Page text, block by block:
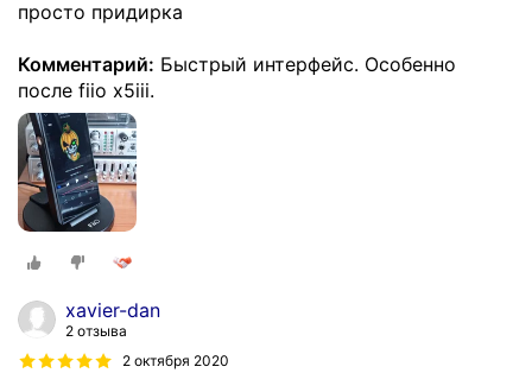
просто придирка
Комментарий: Быстрый интерфейс. Особенно
после fiio x5iii.
xavier-dan
2 отзыва
2 октября 2020